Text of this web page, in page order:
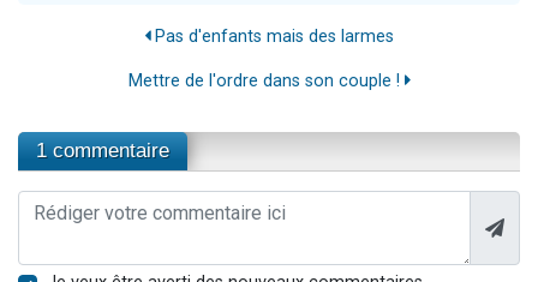
Pas d'enfants mais des larmes
Mettre de l'ordre dans son couple !
1 commentaire